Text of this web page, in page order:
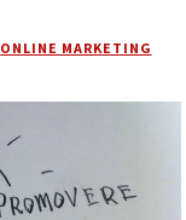
ONLINE MARKETING